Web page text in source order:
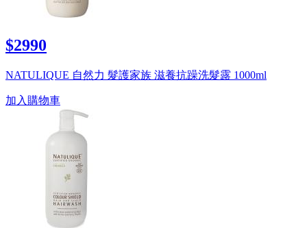
$2990
NATULIQUE 自然力 髮護家族 滋養抗躁洗髮露 1000ml
加入購物車